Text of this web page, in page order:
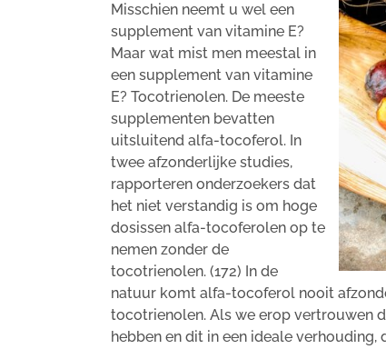
Misschien neemt u wel een
supplement van vitamine E?
Maar wat mist men meestal in
een supplement van vitamine
E? Tocotrienolen. De meeste
supplementen bevatten
uitsluitend alfa-tocoferol. In
twee afzonderlijke studies,
rapporteren onderzoekers dat
het niet verstandig is om hoge
dosissen alfa-tocoferolen op te
nemen zonder de
tocotrienolen. (172) In de
natuur komt alfa-tocoferol nooit
tocotrienolen. Als we erop vertrouwen
hebben en dit in een ideale